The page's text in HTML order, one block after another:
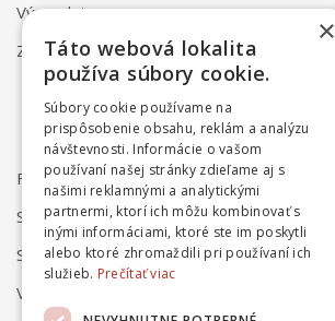
Výpredaj
Značky
FAQ
Spôsob dodania
Spôsob platby
Vrátenie a reklamácia
×
Táto webová lokalita
používa súbory cookie.
Súbory cookie používame na
prispôsobenie obsahu, reklám a analýzu
návštevnosti. Informácie o vašom
používaní našej stránky zdieľame aj s
našimi reklamnými a analytickými
partnermi, ktorí ich môžu kombinovať s
inými informáciami, ktoré ste im poskytli
alebo ktoré zhromaždili pri používaní ich
služieb. Prečítať viac